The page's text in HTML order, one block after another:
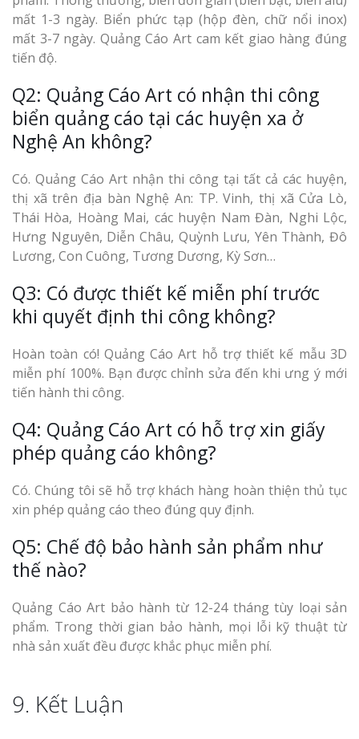
mất 1-3 ngày. Biển phức tạp (hộp đèn, chữ nổi inox)
mất 3-7 ngày. Quảng Cáo Art cam kết giao hàng đúng
tiến độ.
Q2: Quảng Cáo Art có nhận thi công
biển quảng cáo tại các huyện xa ở
Nghệ An không?
Có. Quảng Cáo Art nhận thi công tại tất cả các huyện,
thị xã trên địa bàn Nghệ An: TP. Vinh, thị xã Cửa Lò,
Thái Hòa, Hoàng Mai, các huyện Nam Đàn, Nghi Lộc,
Hưng Nguyên, Diễn Châu, Quỳnh Lưu, Yên Thành, Đô
Lương, Con Cuông, Tương Dương, Kỳ Sơn…
Q3: Có được thiết kế miễn phí trước
khi quyết định thi công không?
Hoàn toàn có! Quảng Cáo Art hỗ trợ thiết kế mẫu 3D
miễn phí 100%. Bạn được chỉnh sửa đến khi ưng ý mới
tiến hành thi công.
Q4: Quảng Cáo Art có hỗ trợ xin giấy
phép quảng cáo không?
Có. Chúng tôi sẽ hỗ trợ khách hàng hoàn thiện thủ tục
xin phép quảng cáo theo đúng quy định.
Q5: Chế độ bảo hành sản phẩm như
thế nào?
Quảng Cáo Art bảo hành từ 12-24 tháng tùy loại sản
phẩm. Trong thời gian bảo hành, mọi lỗi kỹ thuật từ
nhà sản xuất đều được khắc phục miễn phí.
9. Kết Luận